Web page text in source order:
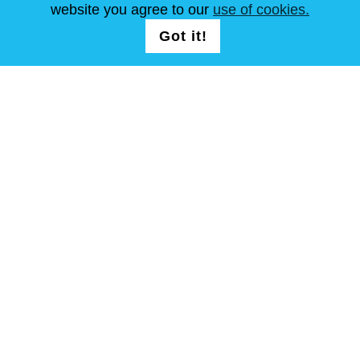
website you agree to our use of cookies.
Got it!